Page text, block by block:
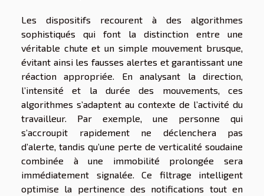
Les dispositifs recourent à des algorithmes
sophistiqués qui font la distinction entre une
véritable chute et un simple mouvement brusque,
évitant ainsi les fausses alertes et garantissant une
réaction appropriée. En analysant la direction,
l’intensité et la durée des mouvements, ces
algorithmes s’adaptent au contexte de l’activité du
travailleur. Par exemple, une personne qui
s’accroupit rapidement ne déclenchera pas
d’alerte, tandis qu’une perte de verticalité soudaine
combinée à une immobilité prolongée sera
immédiatement signalée. Ce filtrage intelligent
optimise la pertinence des notifications tout en